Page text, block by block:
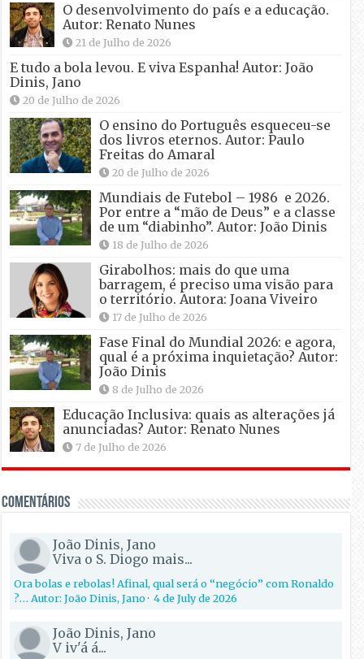
O desenvolvimento do país e a educação.
Autor: Renato Nunes
21 de Julho de 2026
E tudo a bola levou. E viva Espanha! Autor: João
Dinis, Jano
20 de Julho de 2026
O ensino do Português esqueceu-se
dos livros eternos. Autor: Paulo
Freitas do Amaral
20 de Julho de 2026
Mundiais de Futebol – 1986 e 2026.
Por entre a “mão de Deus” e a classe
de um “diabinho”. Autor: João Dinis
18 de Julho de 2026
Girabolhos: mais do que uma
barragem, é preciso uma visão para
o território. Autora: Joana Viveiro
17 de Julho de 2026
Fase Final do Mundial 2026: e agora,
qual é a próxima inquietação? Autor:
João Dinis
8 de Julho de 2026
Educação Inclusiva: quais as alterações já
anunciadas? Autor: Renato Nunes
7 de Julho de 2026
Comentários
João Dinis, Jano
Viva o S. Diogo mais...
Ora bolas e rebolas! Afinal, qual será o “negócio” com Ronaldo
?… Autor: João Dinis, Jano·4 de July de 2026
João Dinis, Jano
V iv'á á...